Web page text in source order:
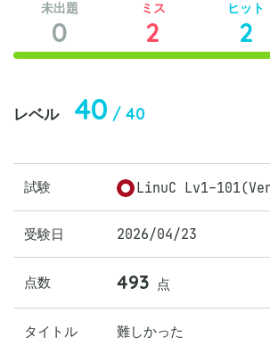
未出題
0
ミス
2
ヒット
2
レベル 40 / 40
試験 LinuC Lv1-
受験日 2026/04/23
点数 493 点
タイトル 難しかった